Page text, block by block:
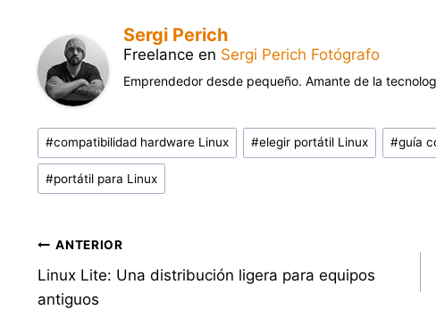
Sergi Perich
Freelance en Sergi Perich Fotógrafo
Emprendedor desde pequeño. Amante de la
Etiquetas
de
la
#compatibilidad hardware Linux #elegir portátil Linux #guía
#portátil para Linux
Navegación
de
ANTERIOR
Linux Lite: Una distribución ligera para equipos
antiguos